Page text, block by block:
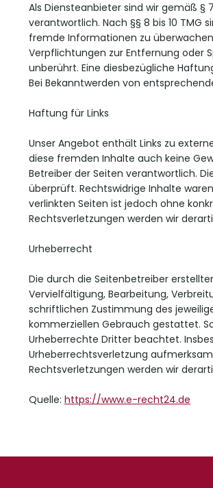
Als Diensteanbieter sind wir gemäß §
verantwortlich. Nach §§ 8 bis 10
fremde Informationen zu
Verpflichtungen zur Entfernung oder
unberührt. Eine diesbezügliche
Bei Bekanntwerden von
Haftung für Links
Unser Angebot enthält Links zu
diese fremden Inhalte auch keine
Betreiber der Seiten verantwortlich.
überprüft. Rechtswidrige Inhalte
verlinkten Seiten ist jedoch ohne
Rechtsverletzungen werden wir
Urheberrecht
Die durch die Seitenbetreiber
Vervielfältigung, Bearbeitung,
schriftlichen Zustimmung des
kommerziellen Gebrauch gestattet.
Urheberrechte Dritter beachtet.
Urheberrechtsverletzung
Rechtsverletzungen werden wir
Quelle: https://www.e-recht24.de